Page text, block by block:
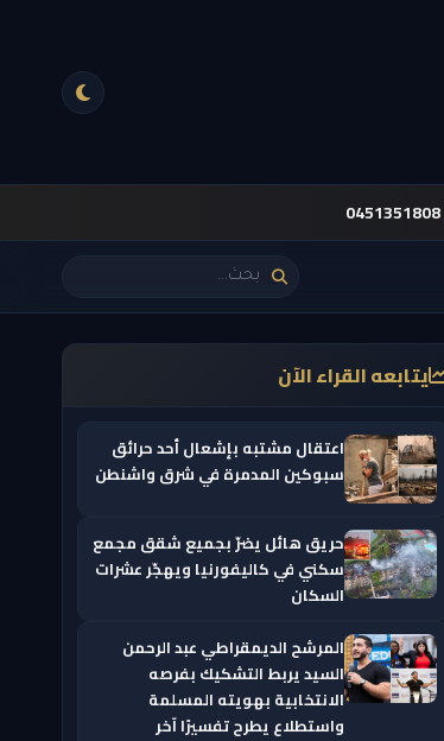
0451351808
يتابعه القراء الآن
اعتقال مشتبه بإشعال أحد حرائق
سبوكين المدمرة في شرق واشنطن
حريق هائل يضرّ بجميع شقق مجمع
سكني في كاليفورنيا ويهجّر عشرات
السكان
المرشح الديمقراطي عبد الرحمن
السيد يربط التشكيك بفرصه
الانتخابية بهويته المسلمة
واستطلاع يطرح تفسيرًا آخر